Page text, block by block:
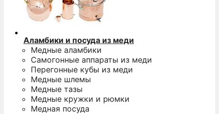
Аламбики и посуда из меди
Медные аламбики
Самогонные аппараты из меди
Перегонные кубы из меди
Медные шлемы
Медные тазы
Медные кружки и рюмки
Медная посуда